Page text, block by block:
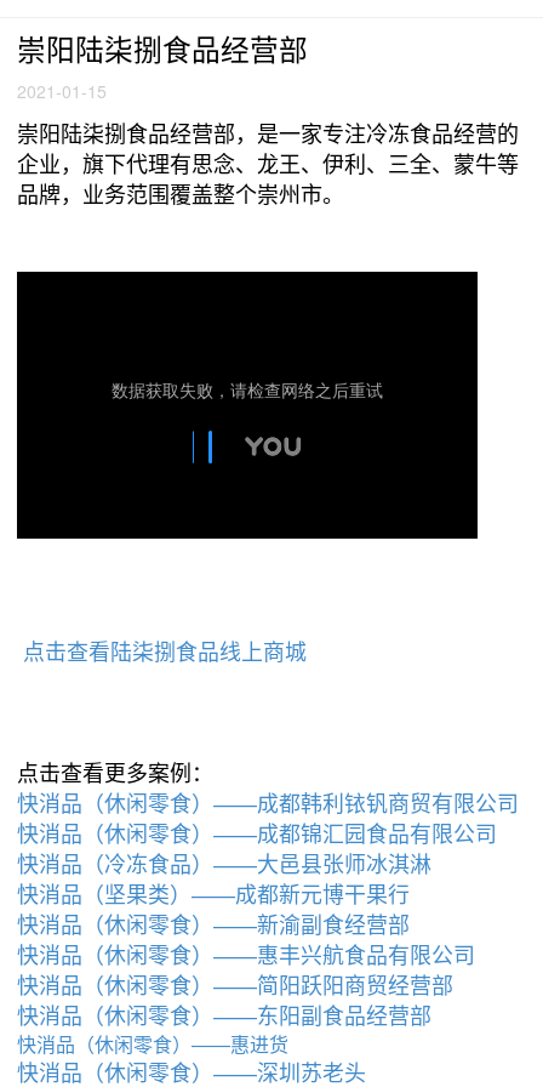
崇阳陆柒捌食品经营部
2021-01-15
崇阳陆柒捌食品经营部，是一家专注冷冻食品经营的
企业，旗下代理有思念、龙王、伊利、三全、蒙牛等
品牌，业务范围覆盖整个崇州市。
点击查看陆柒捌食品线上商城
点击查看更多案例：
快消品（休闲零食）——成都韩利铱钒商贸有限公司
快消品（休闲零食）——成都锦汇园食品有限公司
快消品（冷冻食品）——大邑县张师冰淇淋
快消品（坚果类）——成都新元博干果行
快消品（休闲零食）——新渝副食经营部
快消品（休闲零食）——惠丰兴航食品有限公司
快消品（休闲零食）——简阳跃阳商贸经营部
快消品（休闲零食）——东阳副食品经营部
快消品（休闲零食）——惠进货
快消品（休闲零食）——深圳苏老头